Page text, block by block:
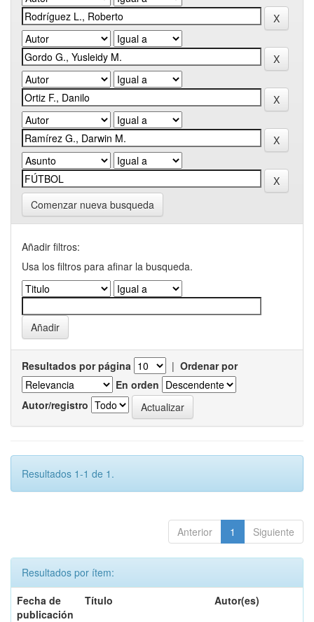
Comenzar nueva busqueda
Añadir filtros:
Usa los filtros para afinar la busqueda.
Resultados por página | Ordenar por
En orden
Autor/registro
Resultados 1-1 de 1.
Anterior 1 Siguiente
Resultados por ítem:
Fecha de
publicación
Título Autor(es)